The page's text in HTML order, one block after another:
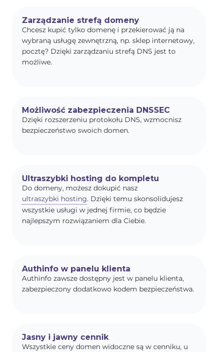
Zarządzanie strefą domeny
Chcesz kupić tylko domenę i przekierować ją na
wybraną usługę zewnętrzną, np. sklep internetowy,
pocztę? Dzięki zarządzaniu strefą DNS jest to
możliwe.
Możliwość zabezpieczenia DNSSEC
Dzięki rozszerzeniu protokołu DNS, wzmocnisz
bezpieczeństwo swoich domen.
Ultraszybki hosting do kompletu
Do domeny, możesz dokupić nasz
ultraszybki hosting. Dzięki temu skonsolidujesz
wszystkie usługi w jednej firmie, co będzie
najlepszym rozwiązaniem dla Ciebie.
Authinfo w panelu klienta
Authinfo zawsze dostępny jest w panelu klienta,
zabezpieczony dodatkowo kodem bezpieczeństwa.
Jasny i jawny cennik
Wszystkie ceny domen widoczne są w cenniku, u